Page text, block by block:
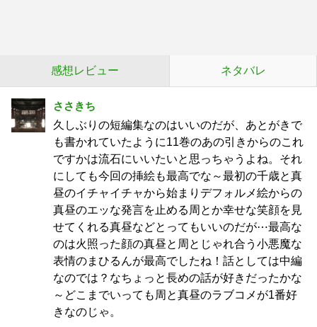
感想レビュー ネタバレ
ささきち
久しぶりの短編集なのはいいのだが、あとがきで
も書かれていたように11巻のあの引きからのこれ
ですかは流石にいいたいと思っちゃうよね。それ
にしても今回の挿絵も最高でな～最初の千歳と真
昼のイチャイチャから始まりデフォルメ絵からの
真昼のエッな発言を止める周とか幸せな笑顔を見
せてくれる真昼などとってもいいのだが⋯最高な
のは火照った顔の真昼と周とじゃれ合う小悪魔な
表情のまひるんが最高でしたね！話としては中編
なのでは？なちょっと長めの話が好きだったかな
～どこまでいっても周と真昼のラブコメが1番好
きなのじゃ。